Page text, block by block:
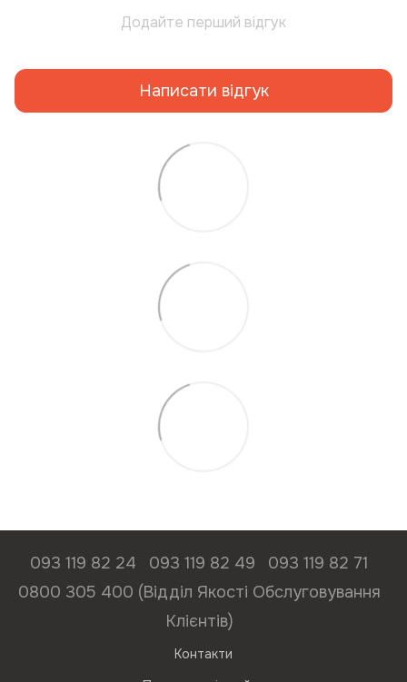
Додайте перший відгук
Написати відгук
093 119 82 24 093 119 82 49
093 119 82 71
0800 305 400 (Відділ Якості Обслуговування
Клієнтів)
Контакти